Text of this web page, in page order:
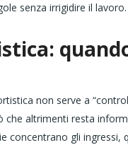
senza irrigidire il lavoro.
non serve a
che altrimenti resta
concentrano gli